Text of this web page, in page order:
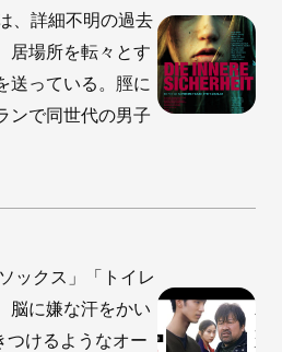
、詳細不明の過去
居場所を転々とす
送っている。脛に
ンで同世代の男子
クス」「トイレ
脳に嫌な汗をかい
けるようなオー